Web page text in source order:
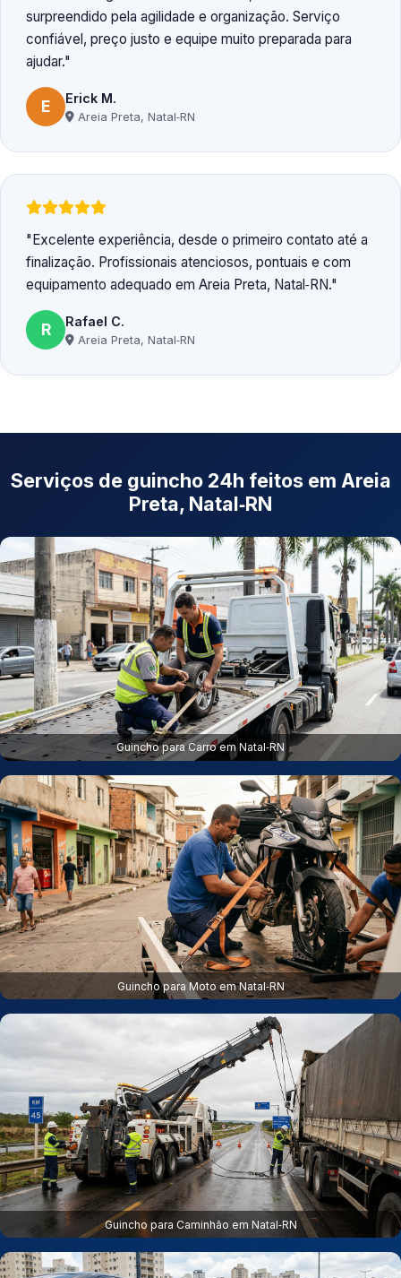
surpreendido pela agilidade e organização. Serviço
confiável, preço justo e equipe muito preparada para
ajudar.
E Erick M.
Areia Preta, Natal‑RN
Excelente experiência, desde o primeiro contato até a
finalização. Profissionais atenciosos, pontuais e com
equipamento adequado em Areia Preta, Natal‑RN.
R Rafael C.
Areia Preta, Natal‑RN
Serviços de guincho 24h feitos em Areia
Preta, Natal‑RN
Guincho para Carro em Natal‑RN
Guincho para Moto em Natal‑RN
Guincho para Caminhão em Natal‑RN